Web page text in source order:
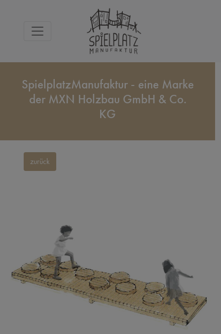
SpielplatzManufaktur - eine Marke
der MXN Holzbau GmbH & Co.
KG
zurück